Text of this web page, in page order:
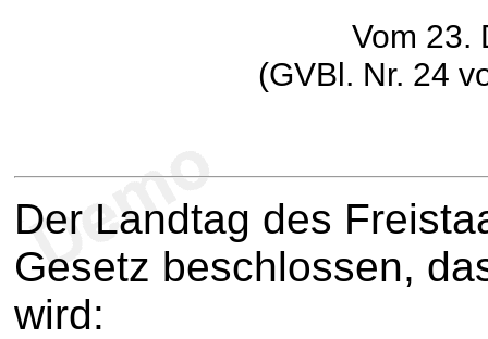
Vom 23.
(GVBl. Nr. 24
Der Landtag des
Gesetz beschlossen,
wird: